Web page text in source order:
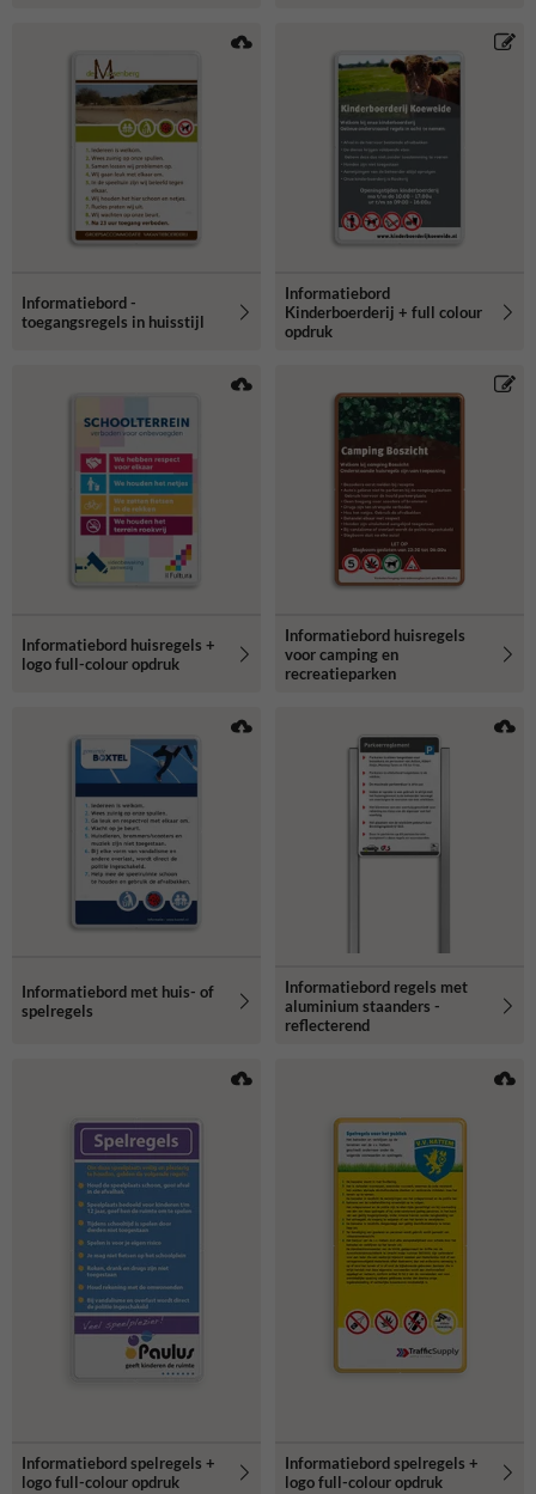
Informatiebord -
toegangsregels in huisstijl
Informatiebord
Kinderboerderij + full colour
opdruk
Informatiebord huisregels +
logo full-colour opdruk
Informatiebord huisregels
voor camping en
recreatieparken
Informatiebord met huis- of
spelregels
Informatiebord regels met
aluminium staanders -
reflecterend
Informatiebord spelregels +
logo full-colour opdruk
Informatiebord spelregels +
logo full-colour opdruk